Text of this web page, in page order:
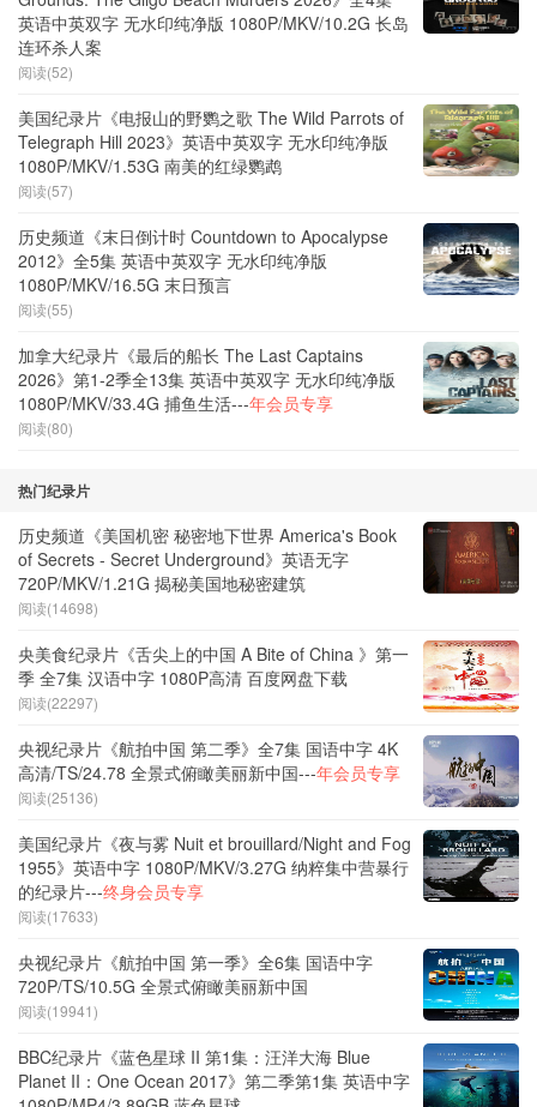
英语中英双字 无水印纯净版 1080P/MKV/10.2G 长岛
连环杀人案
阅读(52)
美国纪录片《电报山的野鹦之歌 The Wild Parrots of
Telegraph Hill 2023》英语中英双字 无水印纯净版
1080P/MKV/1.53G 南美的红绿鹦鹉
阅读(57)
历史频道《末日倒计时 Countdown to Apocalypse
2012》全5集 英语中英双字 无水印纯净版
1080P/MKV/16.5G 末日预言
阅读(55)
加拿大纪录片《最后的船长 The Last Captains
2026》第1-2季全13集 英语中英双字 无水印纯净版
1080P/MKV/33.4G 捕鱼生活---年会员专享
阅读(80)
热门纪录片
历史频道《美国机密 秘密地下世界 America's Book
of Secrets - Secret Underground》英语无字
720P/MKV/1.21G 揭秘美国地秘密建筑
阅读(14698)
央美食纪录片《舌尖上的中国 A Bite of China 》第一
季 全7集 汉语中字 1080P高清 百度网盘下载
阅读(22297)
央视纪录片《航拍中国 第二季》全7集 国语中字 4K
高清/TS/24.78 全景式俯瞰美丽新中国---年会员专享
阅读(25136)
美国纪录片《夜与雾 Nuit et brouillard/Night and Fog
1955》英语中字 1080P/MKV/3.27G 纳粹集中营暴行
的纪录片---终身会员专享
阅读(17633)
央视纪录片《航拍中国 第一季》全6集 国语中字
720P/TS/10.5G 全景式俯瞰美丽新中国
阅读(19941)
BBC纪录片《蓝色星球 II 第1集：汪洋大海 Blue
Planet II：One Ocean 2017》第二季第1集 英语中字